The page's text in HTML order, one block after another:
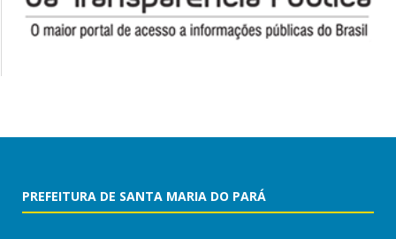
PREFEITURA DE SANTA MARIA DO PARÁ